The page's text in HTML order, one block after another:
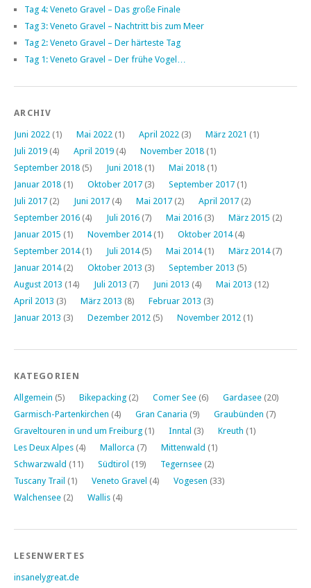
Tag 4: Veneto Gravel – Das große Finale
Tag 3: Veneto Gravel – Nachtritt bis zum Meer
Tag 2: Veneto Gravel – Der härteste Tag
Tag 1: Veneto Gravel – Der frühe Vogel…
ARCHIV
Juni 2022 (1) Mai 2022 (1) April 2022 (3) März 2021 (1)
Juli 2019 (4) April 2019 (4) November 2018 (1)
September 2018 (5) Juni 2018 (1) Mai 2018 (1)
Januar 2018 (1) Oktober 2017 (3) September 2017 (1)
Juli 2017 (2) Juni 2017 (4) Mai 2017 (2) April 2017 (2)
September 2016 (4) Juli 2016 (7) Mai 2016 (3) März 2015 (2)
Januar 2015 (1) November 2014(1) Oktober 2014(4)
September 2014(1) Juli 2014(5) Mai 2014(1) März 2014(7)
Januar 2014(2) Oktober 2013 (3) September 2013 (5)
August 2013 (14) Juli 2013 (7) Juni 2013 (4) Mai 2013 (12)
April 2013 (3) März 2013 (8) Februar 2013 (3)
Januar 2013 (3) Dezember 2012 (5) November 2012 (1)
KATEGORIEN
Allgemein (5) Bikepacking (2) Comer See (6) Gardasee (20)
Garmisch-Partenkirchen (4) Gran Canaria (9) Graubünden (7)
Graveltouren in und um Freiburg (1) Inntal (3) Kreuth (1)
Les Deux Alpes (4) Mallorca (7) Mittenwald (1)
Schwarzwald (11) Südtirol (19) Tegernsee (2)
Tuscany Trail (1) Veneto Gravel (4) Vogesen (33)
Walchensee (2) Wallis (4)
LESENWERTES
insanelygreat.de